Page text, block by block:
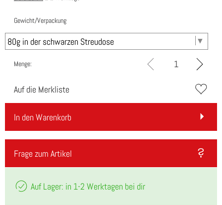
Gewicht/Verpackung
Menge:
Auf die Merkliste
In den Warenkorb
Frage zum Artikel
Auf Lager: in 1-2 Werktagen bei dir